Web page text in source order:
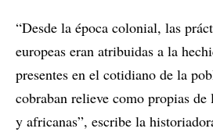
“Desde la época colonial, las
europeas eran atribuidas a la
presentes en el cotidiano de la
cobraban relieve como propias
y africanas”, escribe la